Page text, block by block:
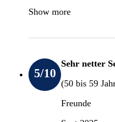
Show more
5/10
Sehr netter
(50 bis 59
Freunde